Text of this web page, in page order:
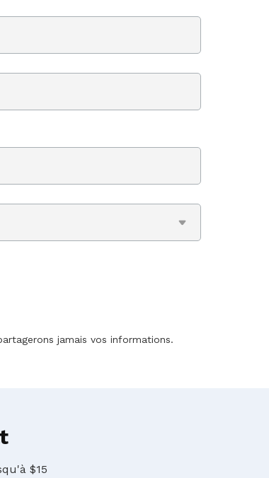
jamais vos informations.
$15